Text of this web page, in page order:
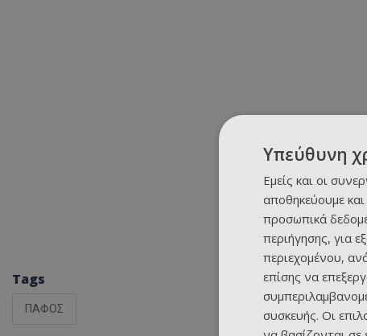
Tags
ΠΑΦΟΣ
Υπεύθυνη
Εμείς και οι
αποθηκεύουμε
προσωπικά
περιήγησης, για
περιεχομένου,
επίσης να
συσκευής. Οι